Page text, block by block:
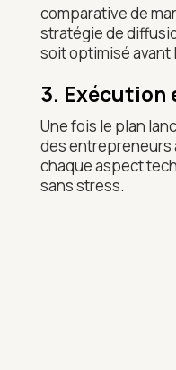
comparative de
stratégie de
soit optimisé avant
3. Exécution
Une fois le plan
des entrepreneurs
chaque aspect
sans stress.